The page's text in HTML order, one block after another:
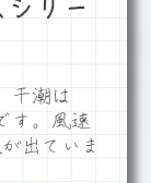
シリー
干潮は
す。風速
出ていま